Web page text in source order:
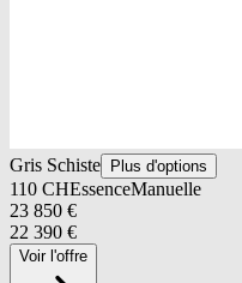
Gris Schiste Plus d'options
110 CHEssenceManuelle
23 850 €
22 390 €
Voir l'offre